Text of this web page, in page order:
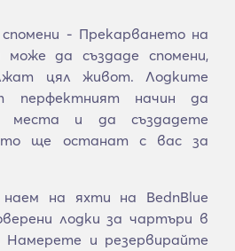
- Прекарването на
да създаде спомени,
цял живот. Лодките
перфектният начин да
места и да създадете
ще останат с вас за
на яхти на BednBlue
лодки за чартъри в
Намерете и резервирайте